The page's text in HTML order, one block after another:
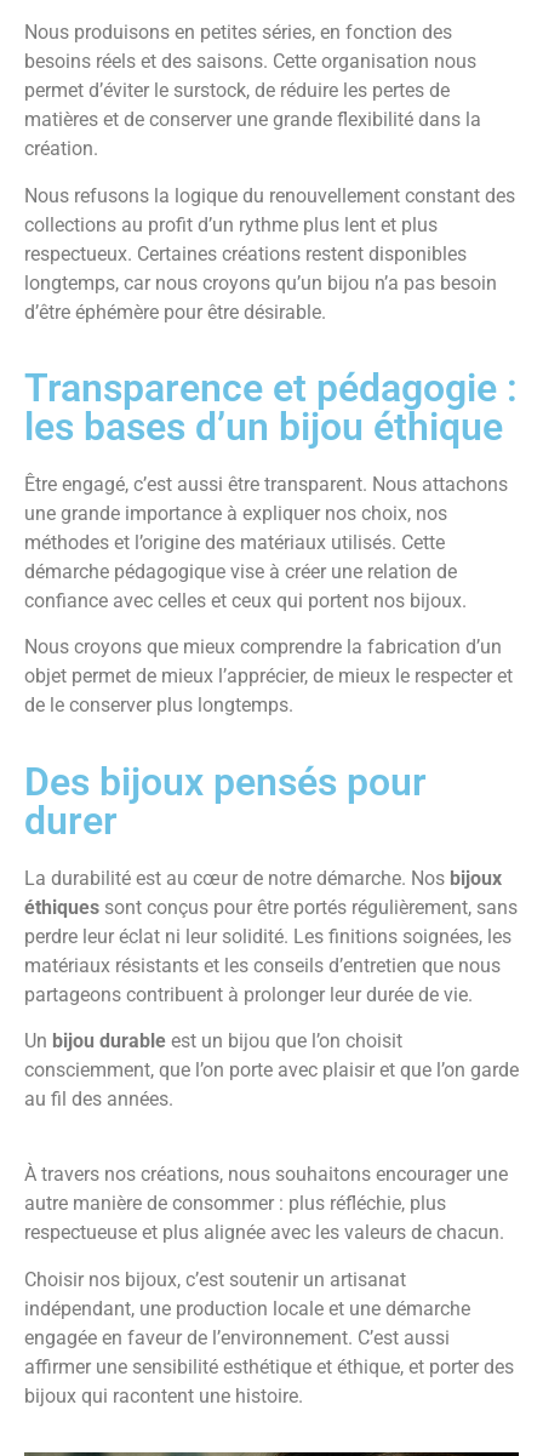
Nous produisons en petites séries, en fonction des
besoins réels et des saisons. Cette organisation nous
permet d’éviter le surstock, de réduire les pertes de
matières et de conserver une grande flexibilité dans la
création.
Nous refusons la logique du renouvellement constant des
collections au profit d’un rythme plus lent et plus
respectueux. Certaines créations restent disponibles
longtemps, car nous croyons qu’un bijou n’a pas besoin
d’être éphémère pour être désirable.
Transparence et pédagogie :
les bases d’un bijou éthique
Être engagé, c’est aussi être transparent. Nous attachons
une grande importance à expliquer nos choix, nos
méthodes et l’origine des matériaux utilisés. Cette
démarche pédagogique vise à créer une relation de
confiance avec celles et ceux qui portent nos bijoux.
Nous croyons que mieux comprendre la fabrication d’un
objet permet de mieux l’apprécier, de mieux le respecter et
de le conserver plus longtemps.
Des bijoux pensés pour
durer
La durabilité est au cœur de notre démarche. Nos bijoux
éthiques sont conçus pour être portés régulièrement, sans
perdre leur éclat ni leur solidité. Les finitions soignées, les
matériaux résistants et les conseils d’entretien que nous
partageons contribuent à prolonger leur durée de vie.
Un bijou durable est un bijou que l’on choisit
consciemment, que l’on porte avec plaisir et que l’on garde
au fil des années.
À travers nos créations, nous souhaitons encourager une
autre manière de consommer : plus réfléchie, plus
respectueuse et plus alignée avec les valeurs de chacun.
Choisir nos bijoux, c’est soutenir un artisanat
indépendant, une production locale et une démarche
engagée en faveur de l’environnement. C’est aussi
affirmer une sensibilité esthétique et éthique, et porter des
bijoux qui racontent une histoire.